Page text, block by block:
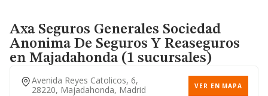
Calle Costa Rica, 28016,
Madrid, Madrid
VER EN MAPA
910563314
Axa Seguros Generales Sociedad
Anonima De Seguros Y Reaseguros
en Majadahonda (1 sucursales)
Avenida Reyes Catolicos, 6,
28220, Majadahonda, Madrid
VER EN MAPA